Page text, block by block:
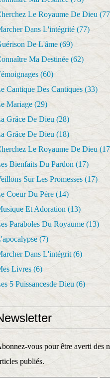
Le Royaume De Dieu
Dans L'intégrité (77)
De L'âme (69)
Ma Destinée (62)
(60)
Cantique Des Cantiques (33)
Mariage (29)
Grâce De Dieu (28)
Grâce De Dieu (18)
Le Royaume De Dieu
Bienfaits Du Pardon (17)
Sur Les Promesses (17)
Coeur Du Père (14)
Et Adoration (13)
Paraboles Du Royaume (13)
(7)
Dans L'intégrit (6)
Livres (6)
5 Puissancesde Dieu (6)
vous pour être averti des
publiés.